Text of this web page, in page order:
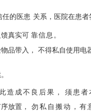
任的医患 关系，医院在患者
真实可 靠信息。
品带入，
不得私自使用电
造成不良后果，
须患者
放置，
勿私自搬动，有